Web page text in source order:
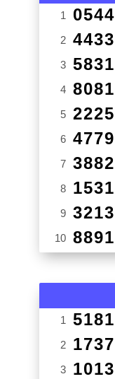
1 0544
2 4433
3 5831
4 8081
5 2225
6 4779
7 3882
8 1531
9 3213
10 8891
1 5181
2 1737
3 1013